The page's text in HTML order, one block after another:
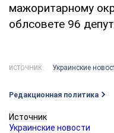
мажоритарному
облсовете 96
ИСТОЧНИК: Украинские
Редакционная политика
Источник
Украинские новости